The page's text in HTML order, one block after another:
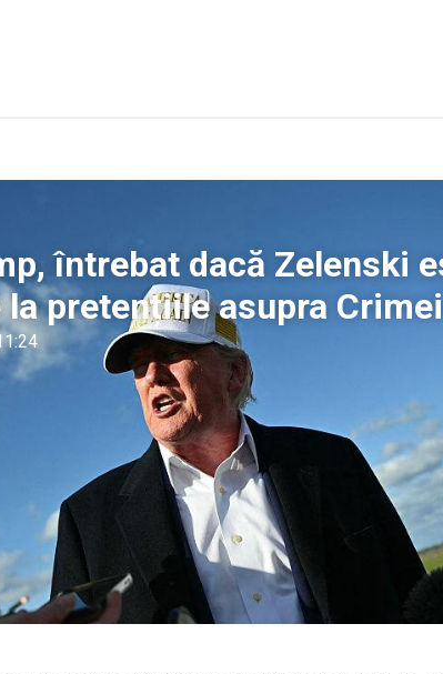
întrebat dacă Zelenski
pretențiile asupra